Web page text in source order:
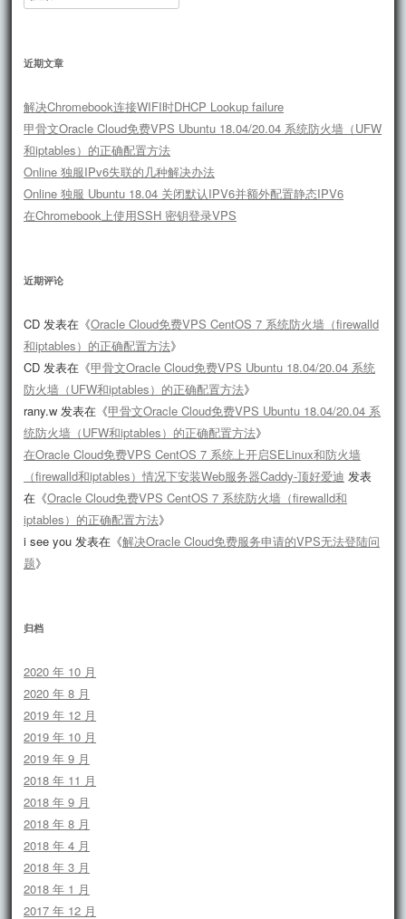
索：
近期文章
解决Chromebook连接WIFI时DHCP Lookup failure
甲骨文Oracle Cloud免费VPS Ubuntu 18.04/20.04 系统防火墙（UFW
和iptables）的正确配置方法
Online 独服IPv6失联的几种解决办法
Online 独服 Ubuntu 18.04 关闭默认IPV6并额外配置静态IPV6
在Chromebook上使用SSH 密钥登录VPS
近期评论
CD 发表在《Oracle Cloud免费VPS CentOS 7 系统防火墙（firewalld
和iptables）的正确配置方法》
CD 发表在《甲骨文Oracle Cloud免费VPS Ubuntu 18.04/20.04 系统
防火墙（UFW和iptables）的正确配置方法》
rany.w 发表在《甲骨文Oracle Cloud免费VPS Ubuntu 18.04/20.04 系
统防火墙（UFW和iptables）的正确配置方法》
在Oracle Cloud免费VPS CentOS 7 系统上开启SELinux和防火墙
（firewalld和iptables）情况下安装Web服务器Caddy-顶好爱迪 发表
在《Oracle Cloud免费VPS CentOS 7 系统防火墙（firewalld和
iptables）的正确配置方法》
i see you 发表在《解决Oracle Cloud免费服务申请的VPS无法登陆问
题》
归档
2020 年 10 月
2020 年 8 月
2019 年 12 月
2019 年 10 月
2019 年 9 月
2018 年 11 月
2018 年 9 月
2018 年 8 月
2018 年 4 月
2018 年 3 月
2018 年 1 月
2017 年 12 月